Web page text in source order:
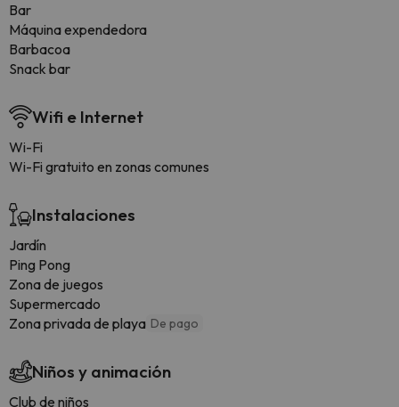
Bar
Máquina expendedora
Barbacoa
Snack bar
Wifi e Internet
Wi-Fi
Wi-Fi gratuito en zonas comunes
Instalaciones
Jardín
Ping Pong
Zona de juegos
Supermercado
Zona privada de playa De pago
Niños y animación
Club de niños